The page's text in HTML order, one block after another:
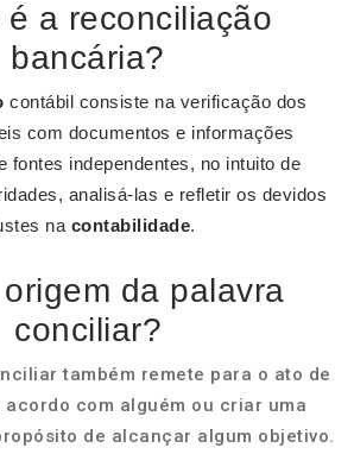
é a reconciliação
bancária?
contábil consiste na verificação dos
com documentos e informações
fontes independentes, no intuito de
analisá-las e refletir os devidos
na contabilidade.
da palavra
conciliar?
também remete para o ato de
acordo com alguém ou criar uma
de alcançar algum objetivo.